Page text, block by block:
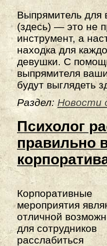
Выпрямитель для
(здесь) — это не
инструмент, а
находка для
девушки. С
выпрямителя
будут выглядеть
Раздел: Новости
Психолог
правильно
Корпоративные
мероприятия
отличной
для сотрудников
расслабиться